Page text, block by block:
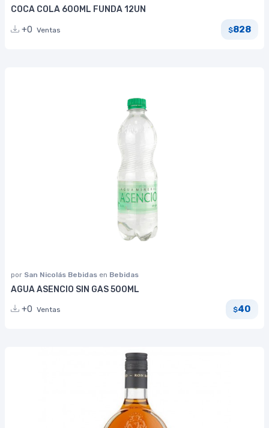
COCA COLA 600ML FUNDA 12UN
+0 Ventas $828
por San Nicolás Bebidas en Bebidas
AGUA ASENCIO SIN GAS 500ML
+0 Ventas $40